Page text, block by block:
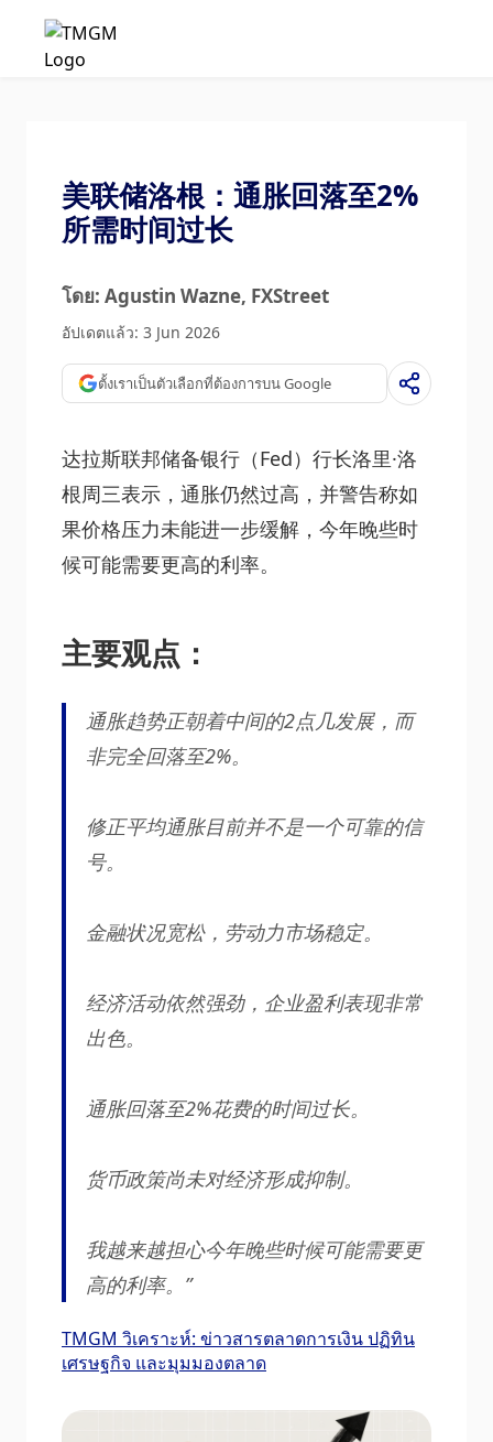
美联储洛根：通胀回落至2%
所需时间过长
โดย: Agustin Wazne, FXStreet
อัปเดตแล้ว: 3 Jun 2026
ตั้งเราเป็นตัวเลือกที่ต้องการบน Google
达拉斯联邦储备银行（Fed）行长洛里·洛
根周三表示，通胀仍然过高，并警告称如
果价格压力未能进一步缓解，今年晚些时
候可能需要更高的利率。
主要观点：
通胀趋势正朝着中间的2点几发展，而
非完全回落至2%。
修正平均通胀目前并不是一个可靠的信
号。
金融状况宽松，劳动力市场稳定。
经济活动依然强劲，企业盈利表现非常
出色。
通胀回落至2%花费的时间过长。
货币政策尚未对经济形成抑制。
我越来越担心今年晚些时候可能需要更
高的利率。”
TMGM วิเคราะห์: ข่าวสารตลาดการเงิน ปฏิทิน
เศรษฐกิจ และมุมมองตลาด